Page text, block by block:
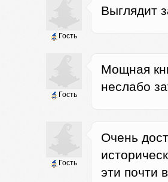
Гость
Выглядит
Гость
Мощная
неслабо
Гость
Очень
эти почти